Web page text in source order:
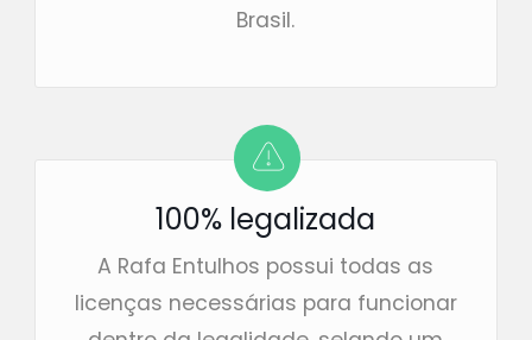
Brasil.
100% legalizada
A Rafa Entulhos possui todas as
licenças necessárias para funcionar